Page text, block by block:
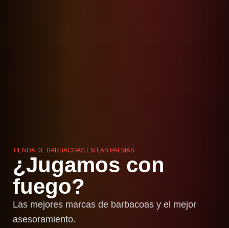
TIENDA DE BARBACOAS EN LAS PALMAS
¿Jugamos con
fuego?
Las mejores marcas de barbacoas y el mejor
asesoramiento.